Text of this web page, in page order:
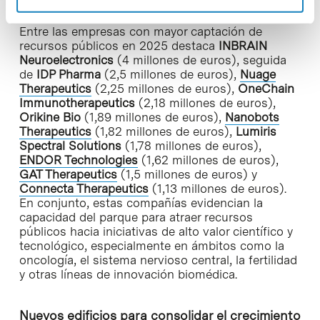
Entre las empresas con mayor captación de
recursos públicos en 2025 destaca INBRAIN
Neuroelectronics(4 millones de euros), seguida
de IDP Pharma(2,5 millones de euros), Nuage
Therapeutics(2,25 millones de euros), OneChain
Immunotherapeutics(2,18 millones de euros),
Orikine Bio(1,89 millones de euros), Nanobots
Therapeutics(1,82 millones de euros), Lumiris
Spectral Solutions(1,78 millones de euros),
ENDOR Technologies(1,62 millones de euros),
GAT Therapeutics(1,5 millones de euros) y
Connecta Therapeutics(1,13 millones de euros).
En conjunto, estas compañías evidencian la
capacidad del parque para atraer recursos
públicos hacia iniciativas de alto valor científico y
tecnológico, especialmente en ámbitos como la
oncología, el sistema nervioso central, la fertilidad
y otras líneas de innovación biomédica.
Nuevos edificios para consolidar el crecimiento